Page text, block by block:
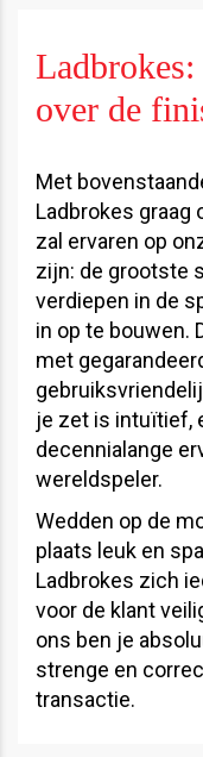
over de
Met
Ladbrokes graag
zal ervaren op
zijn: de grootste
verdiepen in de
in op te bouwen.
met
je zet is intuïtief,
decennialange
wereldspeler.
Wedden op de
plaats leuk en
Ladbrokes zich
voor de klant
ons ben je
strenge en
transactie.